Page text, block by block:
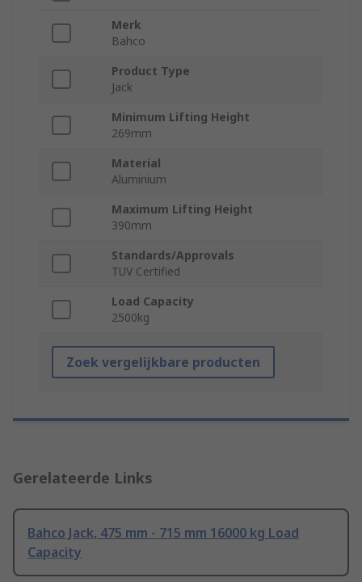
Merk
Bahco
Product Type
Jack
Minimum Lifting Height
269mm
Material
Aluminium
Maximum Lifting Height
390mm
Standards/Approvals
TUV Certified
Load Capacity
2500kg
Zoek vergelijkbare producten
Gerelateerde Links
Bahco Jack, 475 mm - 715 mm 16000 kg Load
Capacity